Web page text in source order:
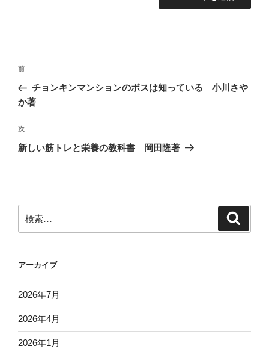
投
ナ
ゲ
ー
前
の
投
前
チョンキンマンションのボスは知っている 小川さや
か著
次
の
次
新しい筋トレと栄養の教科書 岡田隆著
索:
アーカイブ
2026年7月
2026年4月
2026年1月